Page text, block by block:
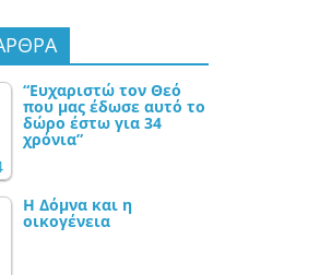
“Ευχαριστώ τον Θεό
που μας έδωσε αυτό το
δώρο έστω για 34
χρόνια”
Η Δόμνα και η
οικογένεια